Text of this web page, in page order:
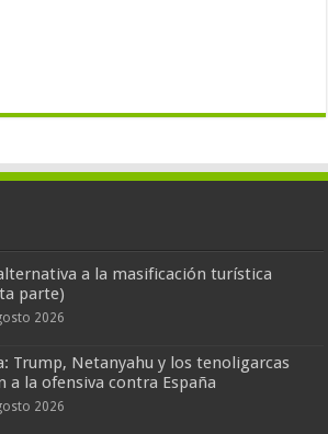
a la masificación turística
parte)
2026
Trump, Netanyahu y los tenoligarcas
a la ofensiva contra España
2026